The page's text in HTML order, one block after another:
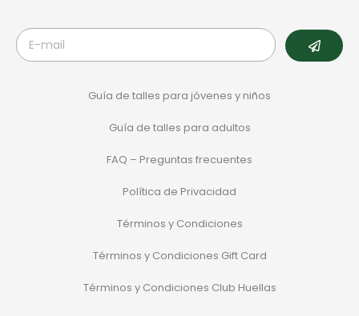
Guía de talles para jóvenes y niños
Guía de talles para adultos
FAQ – Preguntas frecuentes
Política de Privacidad
Términos y Condiciones
Términos y Condiciones Gift Card
Términos y Condiciones Club Huellas